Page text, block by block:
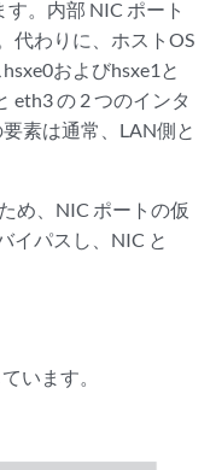
。内部 NIC ポート
代わりに、ホストOS
およびhsxe1と
eth3 の 2 つのインタ
素は通常、LAN側と
め、NIC ポートの仮
イパスし、NIC と
います。